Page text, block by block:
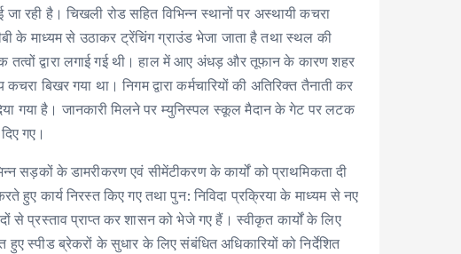
रही है। चिखली रोड सहित विभिन्न स्थानों पर अस्थायी कचरा
माध्यम से उठाकर ट्रेंचिंग ग्राउंड भेजा जाता है तथा स्थल की
द्वारा लगाई गई थी। हाल में आए अंधड़ और तूफान के कारण शहर
बिखर गया था। निगम द्वारा कर्मचारियों की अतिरिक्त तैनाती कर
गया है। जानकारी मिलने पर म्युनिस्पल स्कूल मैदान के गेट पर लटक
गए।
सड़कों के डामरीकरण एवं सीमेंटीकरण के कार्यों को प्राथमिकता दी
हुए कार्य निरस्त किए गए तथा पुन: निविदा प्रक्रिया के माध्यम से नए
से प्रस्ताव प्राप्त कर शासन को भेजे गए हैं। स्वीकृत कार्यों के लिए
हुए स्पीड ब्रेकरों के सुधार के लिए संबंधित अधिकारियों को निर्देशित